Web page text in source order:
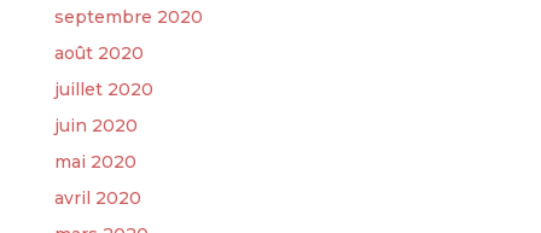
septembre 2020
août 2020
juillet 2020
juin 2020
mai 2020
avril 2020